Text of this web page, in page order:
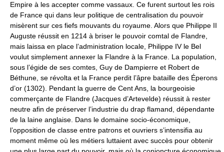
Empire à les accepter comme vassaux. Ce furent surtout les rois
de France qui dans leur politique de centralisation du pouvoir
misèrent sur ces fiefs mouvants du royaume. Alors que Philippe II
Auguste réussit en 1214 à briser le pouvoir comtal de Flandre,
mais laissa en place l’administration locale, Philippe IV le Bel
voulut simplement annexer la Flandre à la France. La population,
sous l’égide de ses comtes, Guy de Dampierre et Robert de
Béthune, se révolta et la France perdit l’âpre bataille des Éperons
d’or (1302). Pendant la guerre de Cent Ans, la bourgeoisie
commerçante de Flandre (Jacques d’Artevelde) réussit à rester
neutre afin de préserver l’industrie du drap flamand, dépendante
de la laine anglaise. Dans le domaine socio-économique,
l’opposition de classe entre patrons et ouvriers s’intensifia au
moment même où les métiers luttaient avec succès pour obtenir